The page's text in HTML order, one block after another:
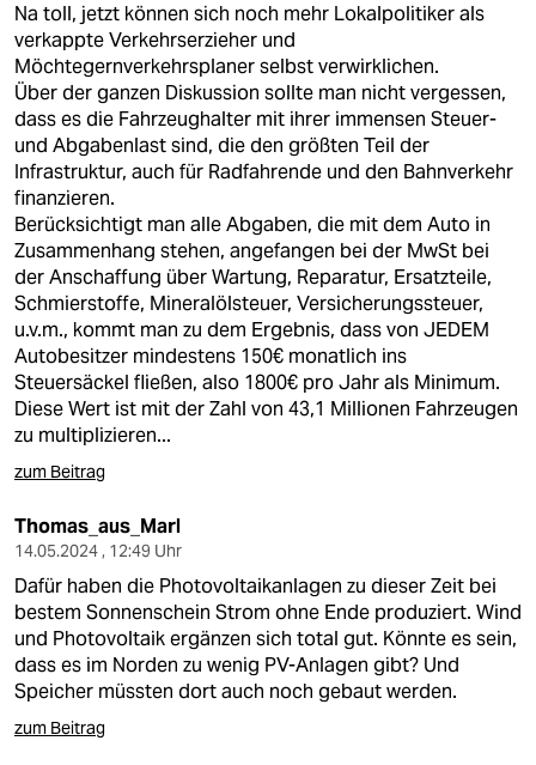
Na toll, jetzt können sich noch mehr Lokalpolitiker als
verkappte Verkehrserzieher und
Möchtegernverkehrsplaner selbst verwirklichen.
Über der ganzen Diskussion sollte man nicht vergessen,
dass es die Fahrzeughalter mit ihrer immensen Steuer-
und Abgabenlast sind, die den größten Teil der
Infrastruktur, auch für Radfahrende und den Bahnverkehr
finanzieren.
Berücksichtigt man alle Abgaben, die mit dem Auto in
Zusammenhang stehen, angefangen bei der MwSt bei
der Anschaffung über Wartung, Reparatur, Ersatzteile,
Schmierstoffe, Mineralölsteuer, Versicherungssteuer,
u.v.m., kommt man zu dem Ergebnis, dass von JEDEM
Autobesitzer mindestens 150€ monatlich ins
Steuersäckel fließen, also 1800€ pro Jahr als Minimum.
Diese Wert ist mit der Zahl von 43,1 Millionen Fahrzeugen
zu multiplizieren...
zum Beitrag
Thomas_aus_Marl
14.05.2024 , 12:49 Uhr
Dafür haben die Photovoltaikanlagen zu dieser Zeit bei
bestem Sonnenschein Strom ohne Ende produziert. Wind
und Photovoltaik ergänzen sich total gut. Könnte es sein,
dass es im Norden zu wenig PV-Anlagen gibt? Und
Speicher müssten dort auch noch gebaut werden.
zum Beitrag